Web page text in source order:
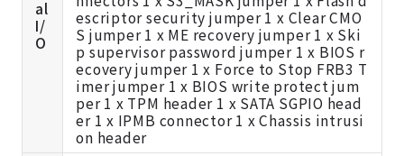
al
I/
O
escriptor security jumper 1 x Clear CMO
S jumper 1 x ME recovery jumper 1 x Ski
p supervisor password jumper 1 x BIOS r
ecovery jumper 1 x Force to Stop FRB3 T
imer jumper 1 x BIOS write protect jum
per 1 x TPM header 1 x SATA SGPIO head
er 1 x IPMB connector 1 x Chassis intrusi
on header